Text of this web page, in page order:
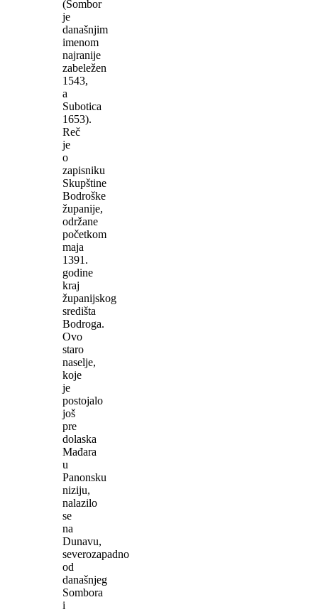
(Sombor
je
današnjim
imenom
najranije
zabeležen
1543,
a
Subotica
1653).
Reč
je
o
zapisniku
Skupštine
Bodroške
županije,
održane
početkom
maja
1391.
godine
kraj
županijskog
središta
Bodroga.
Ovo
staro
naselje,
koje
je
postojalo
još
pre
dolaska
Mađara
u
Panonsku
niziju,
nalazilo
se
na
Dunavu,
severozapadno
od
današnjeg
Sombora
i